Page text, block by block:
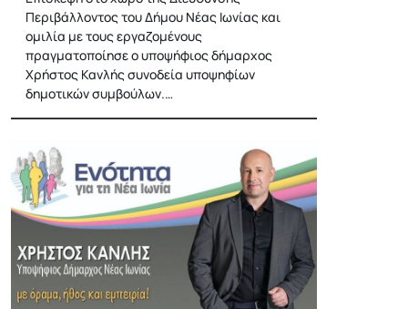
Περιβάλλοντος του Δήμου Νέας Ιωνίας και
ομιλία με τους εργαζομένους
πραγματοποίησε ο υποψήφιος δήμαρχος
Χρήστος Κανλής συνοδεία υποψηφίων
δημοτικών συμβούλων.…